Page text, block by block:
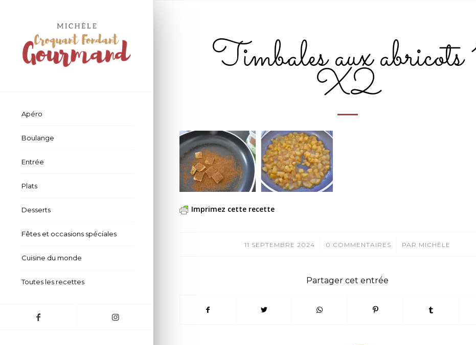
Apéro
Boulange
Entrée
Plats
Desserts
Fêtes et occasions spéciales
Cuisine du monde
Toutes les recettes
Timbales aux abricots
X2
Imprimez cette recette
11 SEPTEMBRE 2024
/ 0 COMMENTAIRES
/ PAR MICHÈLE
Partager cet entrée